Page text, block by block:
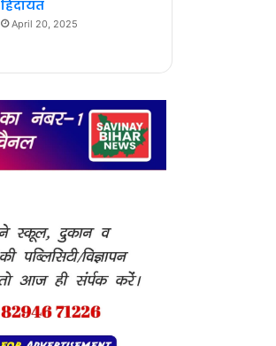
हिदायत
April 20, 2025